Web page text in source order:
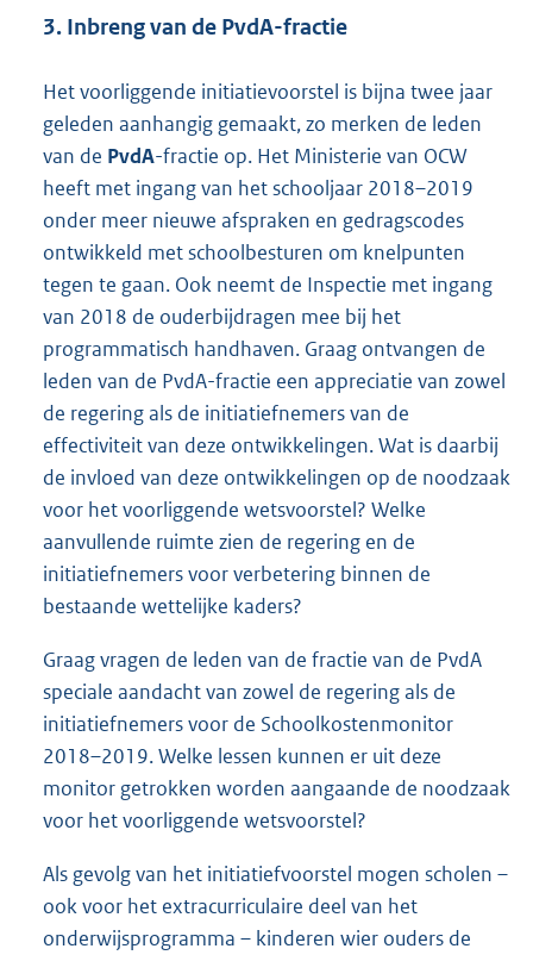
3. Inbreng van de PvdA-fractie
Het voorliggende initiatievoorstel is bijna twee jaar
geleden aanhangig gemaakt, zo merken de leden
van de PvdA-fractie op. Het Ministerie van OCW
heeft met ingang van het schooljaar 2018–2019
onder meer nieuwe afspraken en gedragscodes
ontwikkeld met schoolbesturen om knelpunten
tegen te gaan. Ook neemt de Inspectie met ingang
van 2018 de ouderbijdragen mee bij het
programmatisch handhaven. Graag ontvangen de
leden van de PvdA-fractie een appreciatie van zowel
de regering als de initiatiefnemers van de
effectiviteit van deze ontwikkelingen. Wat is daarbij
de invloed van deze ontwikkelingen op de noodzaak
voor het voorliggende wetsvoorstel? Welke
aanvullende ruimte zien de regering en de
initiatiefnemers voor verbetering binnen de
bestaande wettelijke kaders?
Graag vragen de leden van de fractie van de PvdA
speciale aandacht van zowel de regering als de
initiatiefnemers voor de Schoolkostenmonitor
2018–2019. Welke lessen kunnen er uit deze
monitor getrokken worden aangaande de noodzaak
voor het voorliggende wetsvoorstel?
Als gevolg van het initiatiefvoorstel mogen scholen –
ook voor het extracurriculaire deel van het
onderwijsprogramma – kinderen wier ouders de